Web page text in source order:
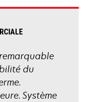
du
Système